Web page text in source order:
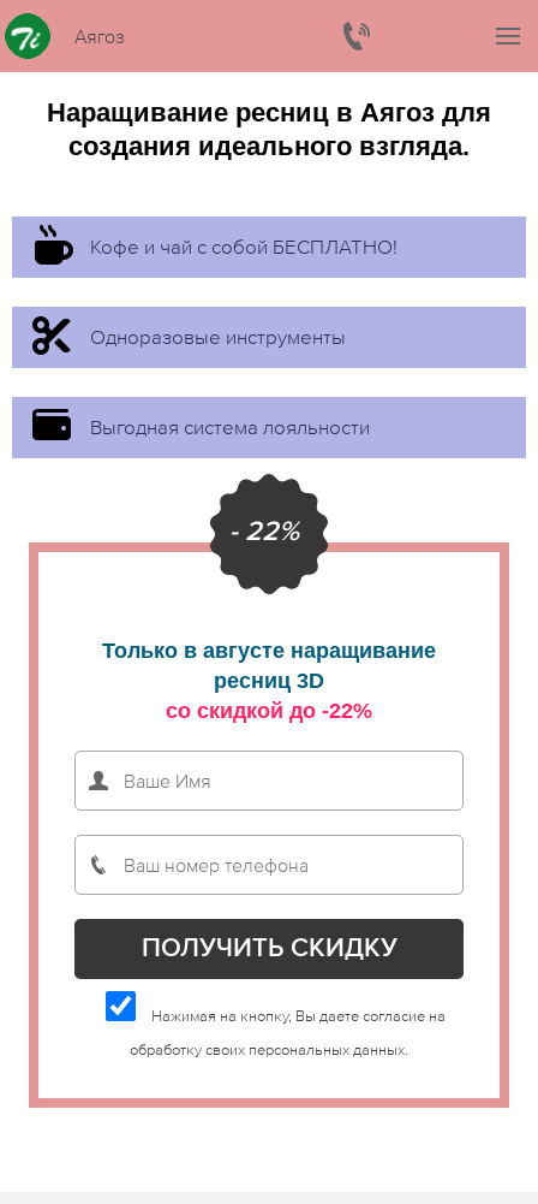
Аягоз
Наращивание ресниц в Аягоз для
создания идеального взгляда.
Кофе и чай с собой БЕСПЛАТНО!
Одноразовые инструменты
Выгодная система лояльности
- 22%
Только в августе наращивание
ресниц 3D
со скидкой до -22%
Нажимая на кнопку, Вы даете согласие на
обработку своих персональных данных.